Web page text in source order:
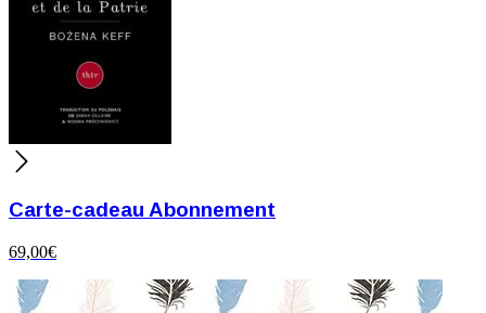
Carte-cadeau Abonnement
69,00€